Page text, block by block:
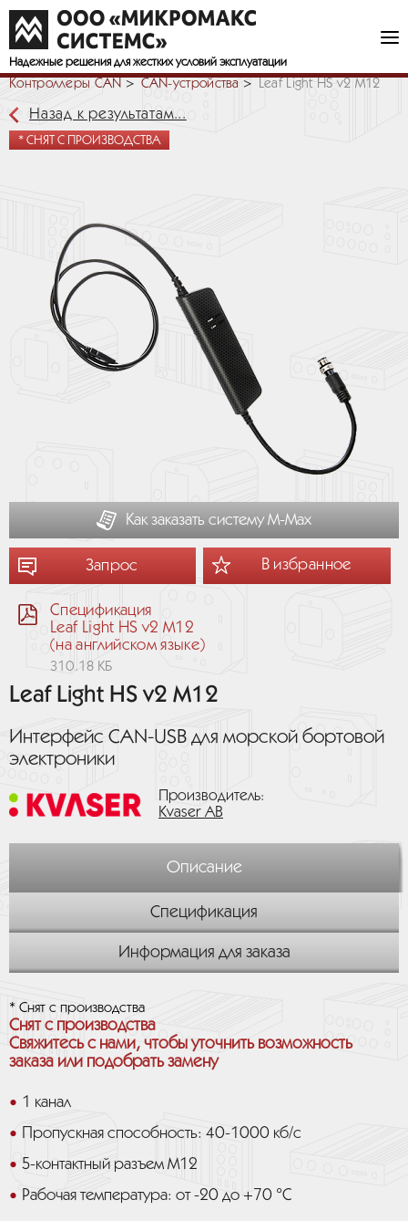
Надежные решения для жестких условий эксплуатации
Контроллеры CAN СAN-устройства Leaf Light HS v2 M12
Назад к результатам...
* СНЯТ С ПРОИЗВОДСТВА
Как заказать систему М-Мах
Запрос В избранное
Спецификация
Leaf Light HS v2 M12
(на английском языке)
310.18 КБ
Leaf Light HS v2 M12
Интерфейс CAN-USB для морской бортовой
электроники
Производитель:
Kvaser AB
Описание
Спецификация
Информация для заказа
* Снят с производства
Снят с производства
Свяжитесь с нами, чтобы уточнить возможность
заказа или подобрать замену
1 канал
Пропускная способность: 40-1000 кб/с
5-контактный разъем M12
Рабочая температура: от -20 до +70 °C